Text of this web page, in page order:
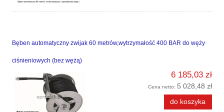
Bęben automatyczny zwijak 60 metrów,wytrzymałość 400 BAR do węży
ciśnieniowych (bez wężą)
6 185,03 zł
Cena netto: 5 028,48 zł
do koszyka